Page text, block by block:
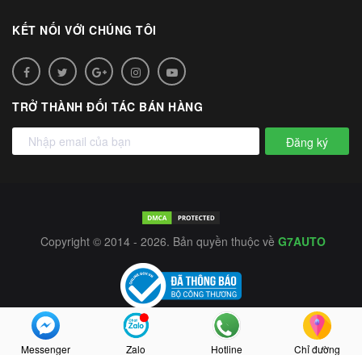
KẾT NỐI VỚI CHÚNG TÔI
TRỞ THÀNH ĐỐI TÁC BÁN HÀNG
Đăng ký
Copyright © 2014 - 2026. Bản quyền thuộc về G7AUTO
Messenger Zalo Hotline Chỉ đường